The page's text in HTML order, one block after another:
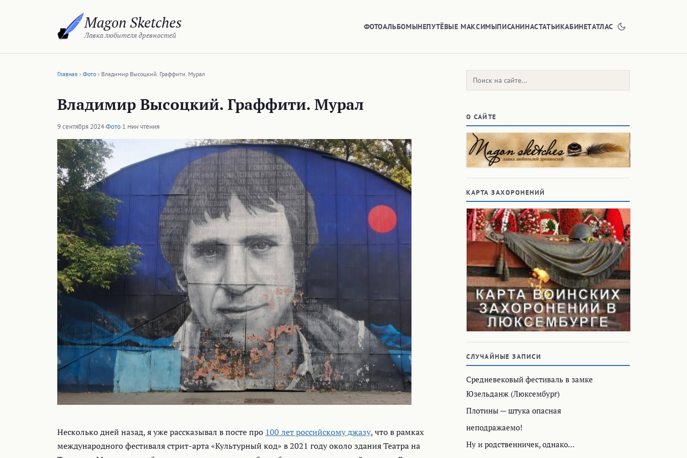
Magon Sketches
Лавка любителя древностей
ФОТОАЛЬБОМЫНЕПУТЁВЫЕ МАКСИМЫПИСАНИНАСТАТЬИКАБИНЕТАТЛАС
Главная Фото Владимир Высоцкий. Граффити. Мурал
Владимир Высоцкий. Граффити. Мурал
9 сентября 2024·Фото·1 мин чтения
Несколько дней назад, я уже рассказывал в посте про 100 лет российскому джазу, что в рамках
международного фестиваля стрит-арта «Культурный код» в 2021 году около здания Театра на
Поиск:
О САЙТЕ
КАРТА ЗАХОРОНЕНИЙ
СЛУЧАЙНЫЕ ЗАПИСИ
Средневековый фестиваль в замке
Юзельданж (Люксембург)
Плотины — штука опасная
неподражаемо!
Ну и родственничек, однако…